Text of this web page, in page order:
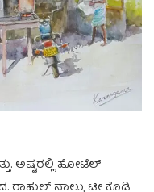
ಅಷ್ಟರಲ್ಲಿ ಹೋಟೆಲ್
ರಾಹುಲ್ ನಾಲ್ಕು ಟೀ ಕೊಡಿ